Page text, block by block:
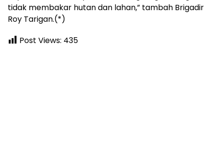
tidak membakar hutan dan lahan,” tambah Brigadir
Roy Tarigan.(*)
Post Views: 435